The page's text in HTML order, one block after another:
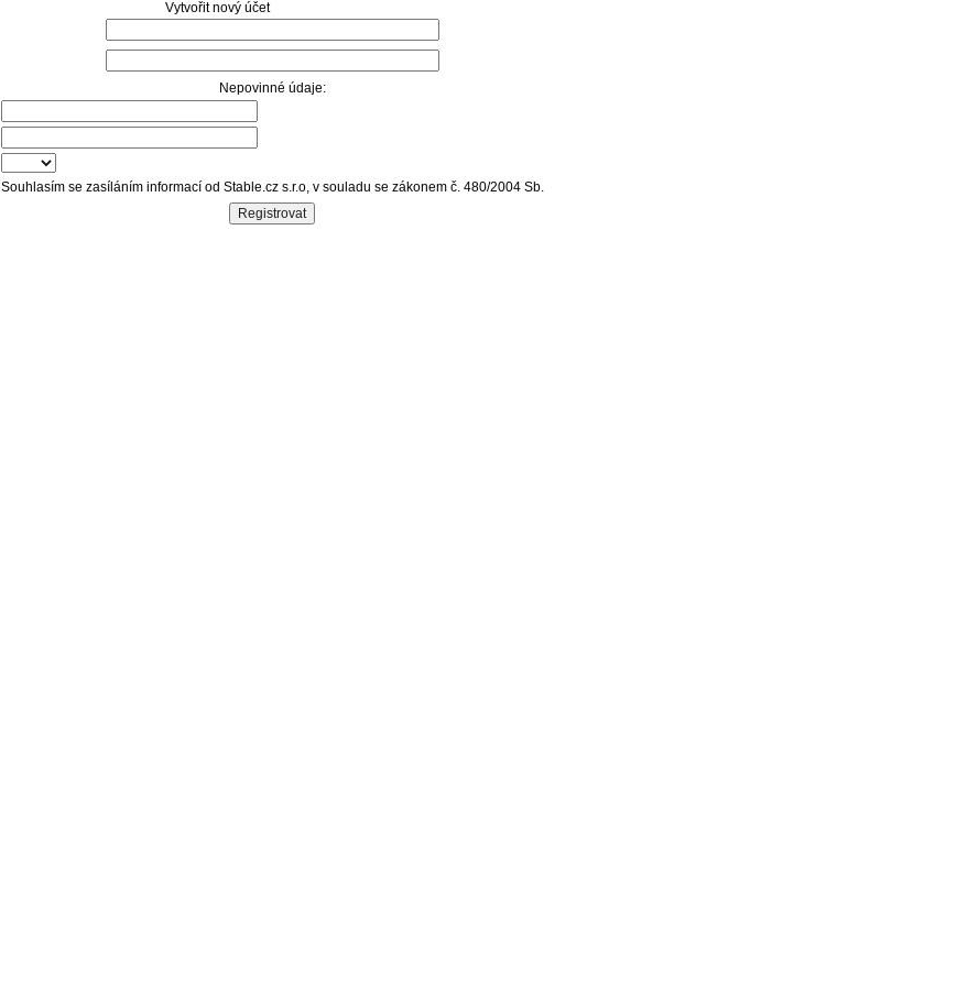
Vytvořit nový účet
Nepovinné údaje:
Souhlasím se zasíláním informací od Stable.cz s.r.o, v souladu se zákonem č. 480/2004 Sb.